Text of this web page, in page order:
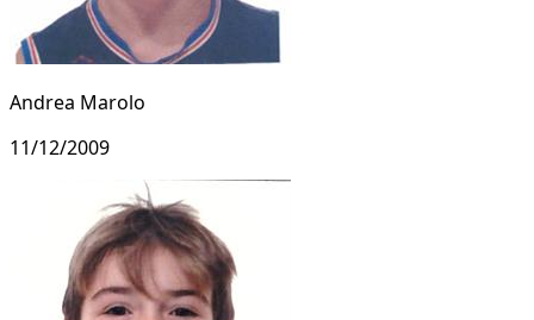
Andrea Marolo
11/12/2009